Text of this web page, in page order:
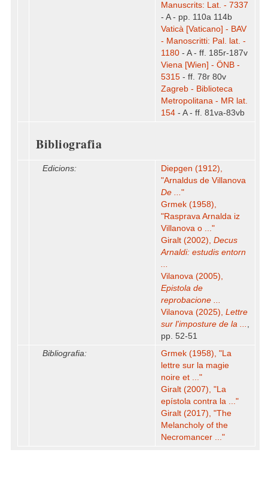
Manuscrits: Lat. - 7337
- A - pp. 110a 114b
Vaticà [Vaticano] - BAV
- Manoscritti: Pal. lat. -
1180 - A - ff. 185r-187v
Viena [Wien] - ÖNB -
5315 - ff. 78r 80v
Zagreb - Biblioteca
Metropolitana - MR lat.
154 - A - ff. 81va-83vb
Bibliografia
Edicions:
Diepgen (1912),
"Arnaldus de Villanova
De ..."
Grmek (1958),
"Rasprava Arnalda iz
Villanova o ..."
Giralt (2002), Decus
Arnaldi: estudis entorn
...
Vilanova (2005),
Epistola de
reprobacione ...
Vilanova (2025), Lettre
sur l'imposture de la ... ,
pp. 52-51
Bibliografia:
Grmek (1958), "La
lettre sur la magie
noire et ..."
Giralt (2007), "La
epístola contra la ..."
Giralt (2017), "The
Melancholy of the
Necromancer ..."